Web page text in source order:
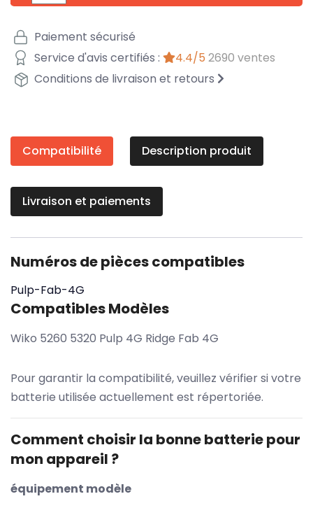
Paiement sécurisé
Service d'avis certifiés :
4.4/5 2690 ventes
Conditions de livraison et retours
Compatibilité Description produit
Livraison et paiements
Numéros de pièces compatibles
Pulp-Fab-4G
Compatibles Modèles
Wiko 5260 5320 Pulp 4G Ridge Fab 4G
Pour garantir la compatibilité, veuillez vérifier si votre
batterie utilisée actuellement est répertoriée.
Comment choisir la bonne batterie pour
mon appareil ?
équipement modèle